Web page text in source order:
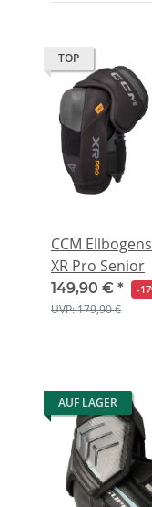
TOP
CCM
XR Pro Senior
149,90 € * -
UVP: 179,90 €
AUF LAGER
gefunden
gefunden
gefunden